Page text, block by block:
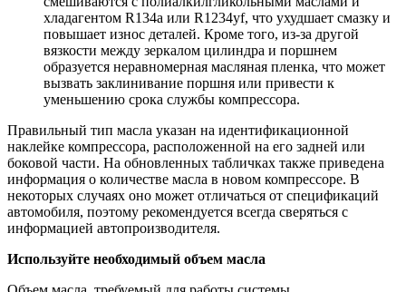
хладагентом R134a или R1234yf, что ухудшает смазку и
повышает износ деталей. Кроме того, из-за другой
вязкости между зеркалом цилиндра и поршнем
образуется неравномерная масляная пленка, что может
вызвать заклинивание поршня или привести к
уменьшению срока службы компрессора.
Правильный тип масла указан на идентификационной
наклейке компрессора, расположенной на его задней или
боковой части. На обновленных табличках также приведена
информация о количестве масла в новом компрессоре. В
некоторых случаях оно может отличаться от спецификаций
автомобиля, поэтому рекомендуется всегда сверяться с
информацией автопроизводителя.
Используйте необходимый объем масла